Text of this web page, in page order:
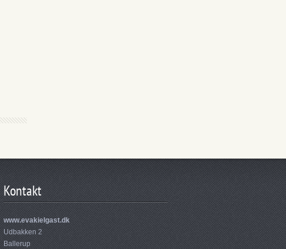
Kontakt
www.evakielgast.dk
Udbakken 2
Ballerup